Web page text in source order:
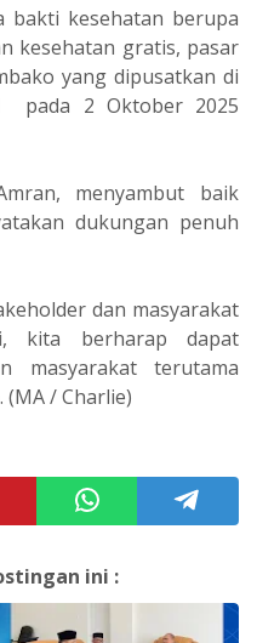
bakti kesehatan berupa
kesehatan gratis, pasar
yang dipusatkan di
pada 2 Oktober 2025
menyambut baik
dukungan penuh
dan masyarakat
kita berharap dapat
masyarakat terutama
/ Charlie)
ini :